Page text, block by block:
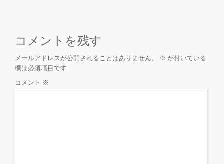
コメントを残す
メールアドレスが公開されることはありません。 ※ が付いている
欄は必須項目です
コメント ※